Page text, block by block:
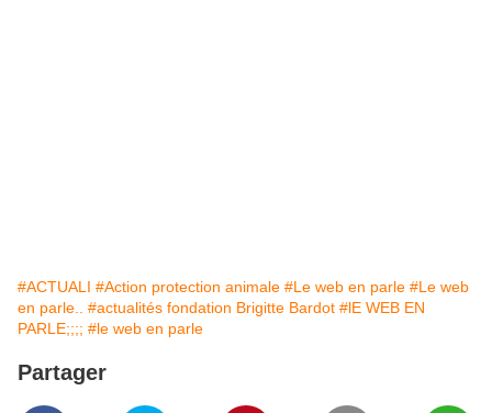
#ACTUALI #Action protection animale #Le web en parle #Le web
en parle..
#actualités fondation Brigitte Bardot #lE WEB EN
PARLE;;;; #le web en parle
Partager